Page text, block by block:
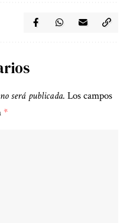
será publicada. Los campos
*